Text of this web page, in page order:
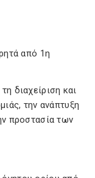
από 1η
διαχείριση και
την ανάπτυξη
προστασία των